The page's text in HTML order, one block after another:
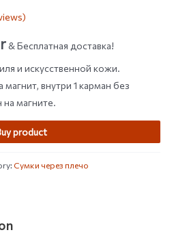
& Бесплатная доставка!
и искусственной кожи.
внутри 1 карман без
магните.
product
Сумки через плечо